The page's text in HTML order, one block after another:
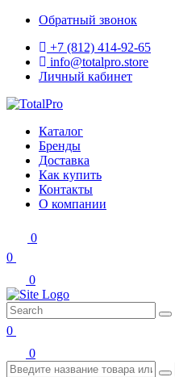
Обратный звонок
+7 (812) 414-92-65
info@totalpro.store
Личный кабинет
Каталог
Бренды
Доставка
Как купить
Контакты
О компании
0
0
0
0
0